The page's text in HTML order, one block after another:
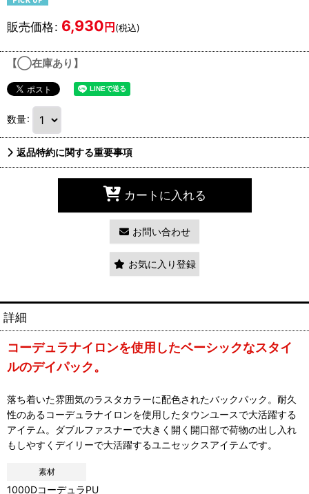
販売価格: 6,930円(税込)
【◯在庫あり】
数量:
返品特約に関する重要事項
カートに入れる
お問い合わせ
お気に入り登録
詳細
コーデュラナイロンを使用したベーシックなスタイ
ルのデイパック。
落ち着いた雰囲気のラスタカラーに配色されたバックパック。耐久
性のあるコーデュラナイロンを使用したタウンユースで大活躍する
アイテム。ダブルファスナーで大きく開く開口部で荷物の出し入れ
もしやすくデイリーで大活躍するユニセックスアイテムです。
素材
1000DコーデュラPU